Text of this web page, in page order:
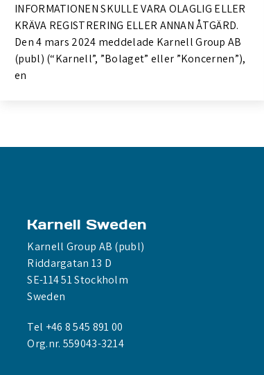
INFORMATIONEN SKULLE VARA OLAGLIG ELLER
KRÄVA REGISTRERING ELLER ANNAN ÅTGÄRD.
Den 4 mars 2024 meddelade Karnell Group AB
(publ) (“Karnell”, ”Bolaget” eller ”Koncernen”),
en
Karnell Sweden
Karnell Group AB (publ)
Riddargatan 13 D
SE-114 51 Stockholm
Sweden
Tel +46 8 545 891 00
Org.nr. 559043-3214